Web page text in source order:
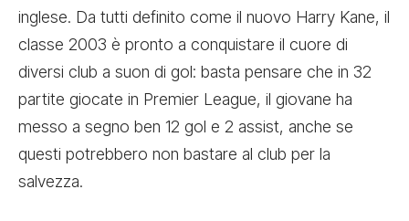
inglese. Da tutti definito come il nuovo Harry Kane, il
classe 2003 è pronto a conquistare il cuore di
diversi club a suon di gol: basta pensare che in 32
partite giocate in Premier League, il giovane ha
messo a segno ben 12 gol e 2 assist, anche se
questi potrebbero non bastare al club per la
salvezza.